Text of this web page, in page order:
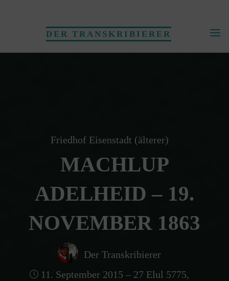
DER TRANSKRIBIERER
Friedhof Eisenstadt (älterer)
MACHLUP
ADELHEID – 19.
NOVEMBER 1863
Der Transkribierer
11. September 2015 – 27 Elul 5775,